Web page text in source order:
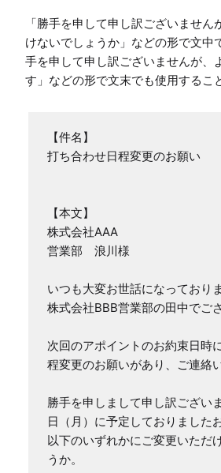
「勝手を申して申し訳ございませ
けないでしょうか」などの形で文中
手を申して申し訳ございませんが、
す」などの形で文末でも使用するこ
【件名】
打ち合わせ日程変更のお願い
【本文】
株式会社AAA
営業部　浪川様
いつも大変お世話になっておりま
株式会社BBB営業部の田中でご
次回のアポイントのお約束日時
程変更のお願いがあり、ご連絡
勝手を申しまして申し訳ござい
日（月）に予定しておりました
以下のいずれかにご変更いただ
うか。